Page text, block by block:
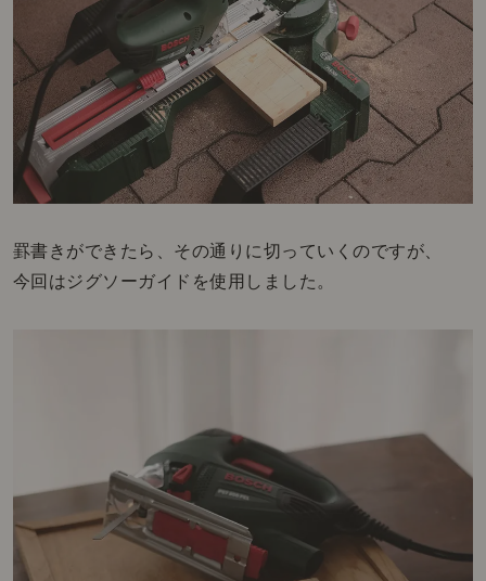
罫書きができたら、その通りに切っていくのですが、
今回はジグソーガイドを使用しました。